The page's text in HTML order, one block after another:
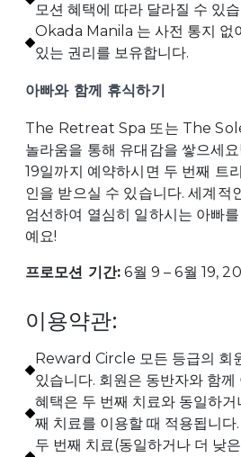
모션 혜택에 따라 달라질 수 있
Okada Manila 는 사전 통지 없
있는 권리를 보유합니다.
아빠와 함께 휴식하기
The Retreat Spa 또는 The
놀라움을 통해 유대감을 쌓으세
19일까지 예약하시면 두 번째 트
인을 받으실 수 있습니다. 세계적
엄선하여 열심히 일하시는 아빠
예요!
프로모션 기간: 6월 9 – 6월 19,
이용약관:
Reward Circle 모든 등급의 회
있습니다. 회원은 동반자와 함께
혜택은 두 번째 치료와 동일하
째 치료를 이용할 때 적용됩니다.
두 번째 치료(동일하거나 더 낮